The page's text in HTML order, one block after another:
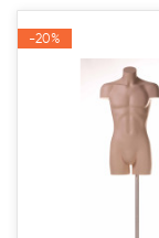
-20%
-20%